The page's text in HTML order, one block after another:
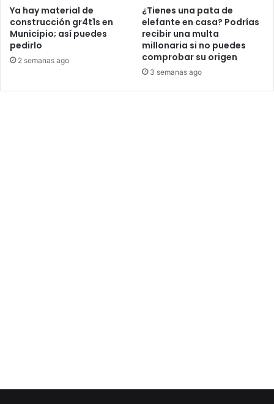
Ya hay material de
construcción gr4t1s en
Municipio; así puedes
pedirlo
2 semanas ago
¿Tienes una pata de
elefante en casa? Podrías
recibir una multa
millonaria si no puedes
comprobar su origen
3 semanas ago